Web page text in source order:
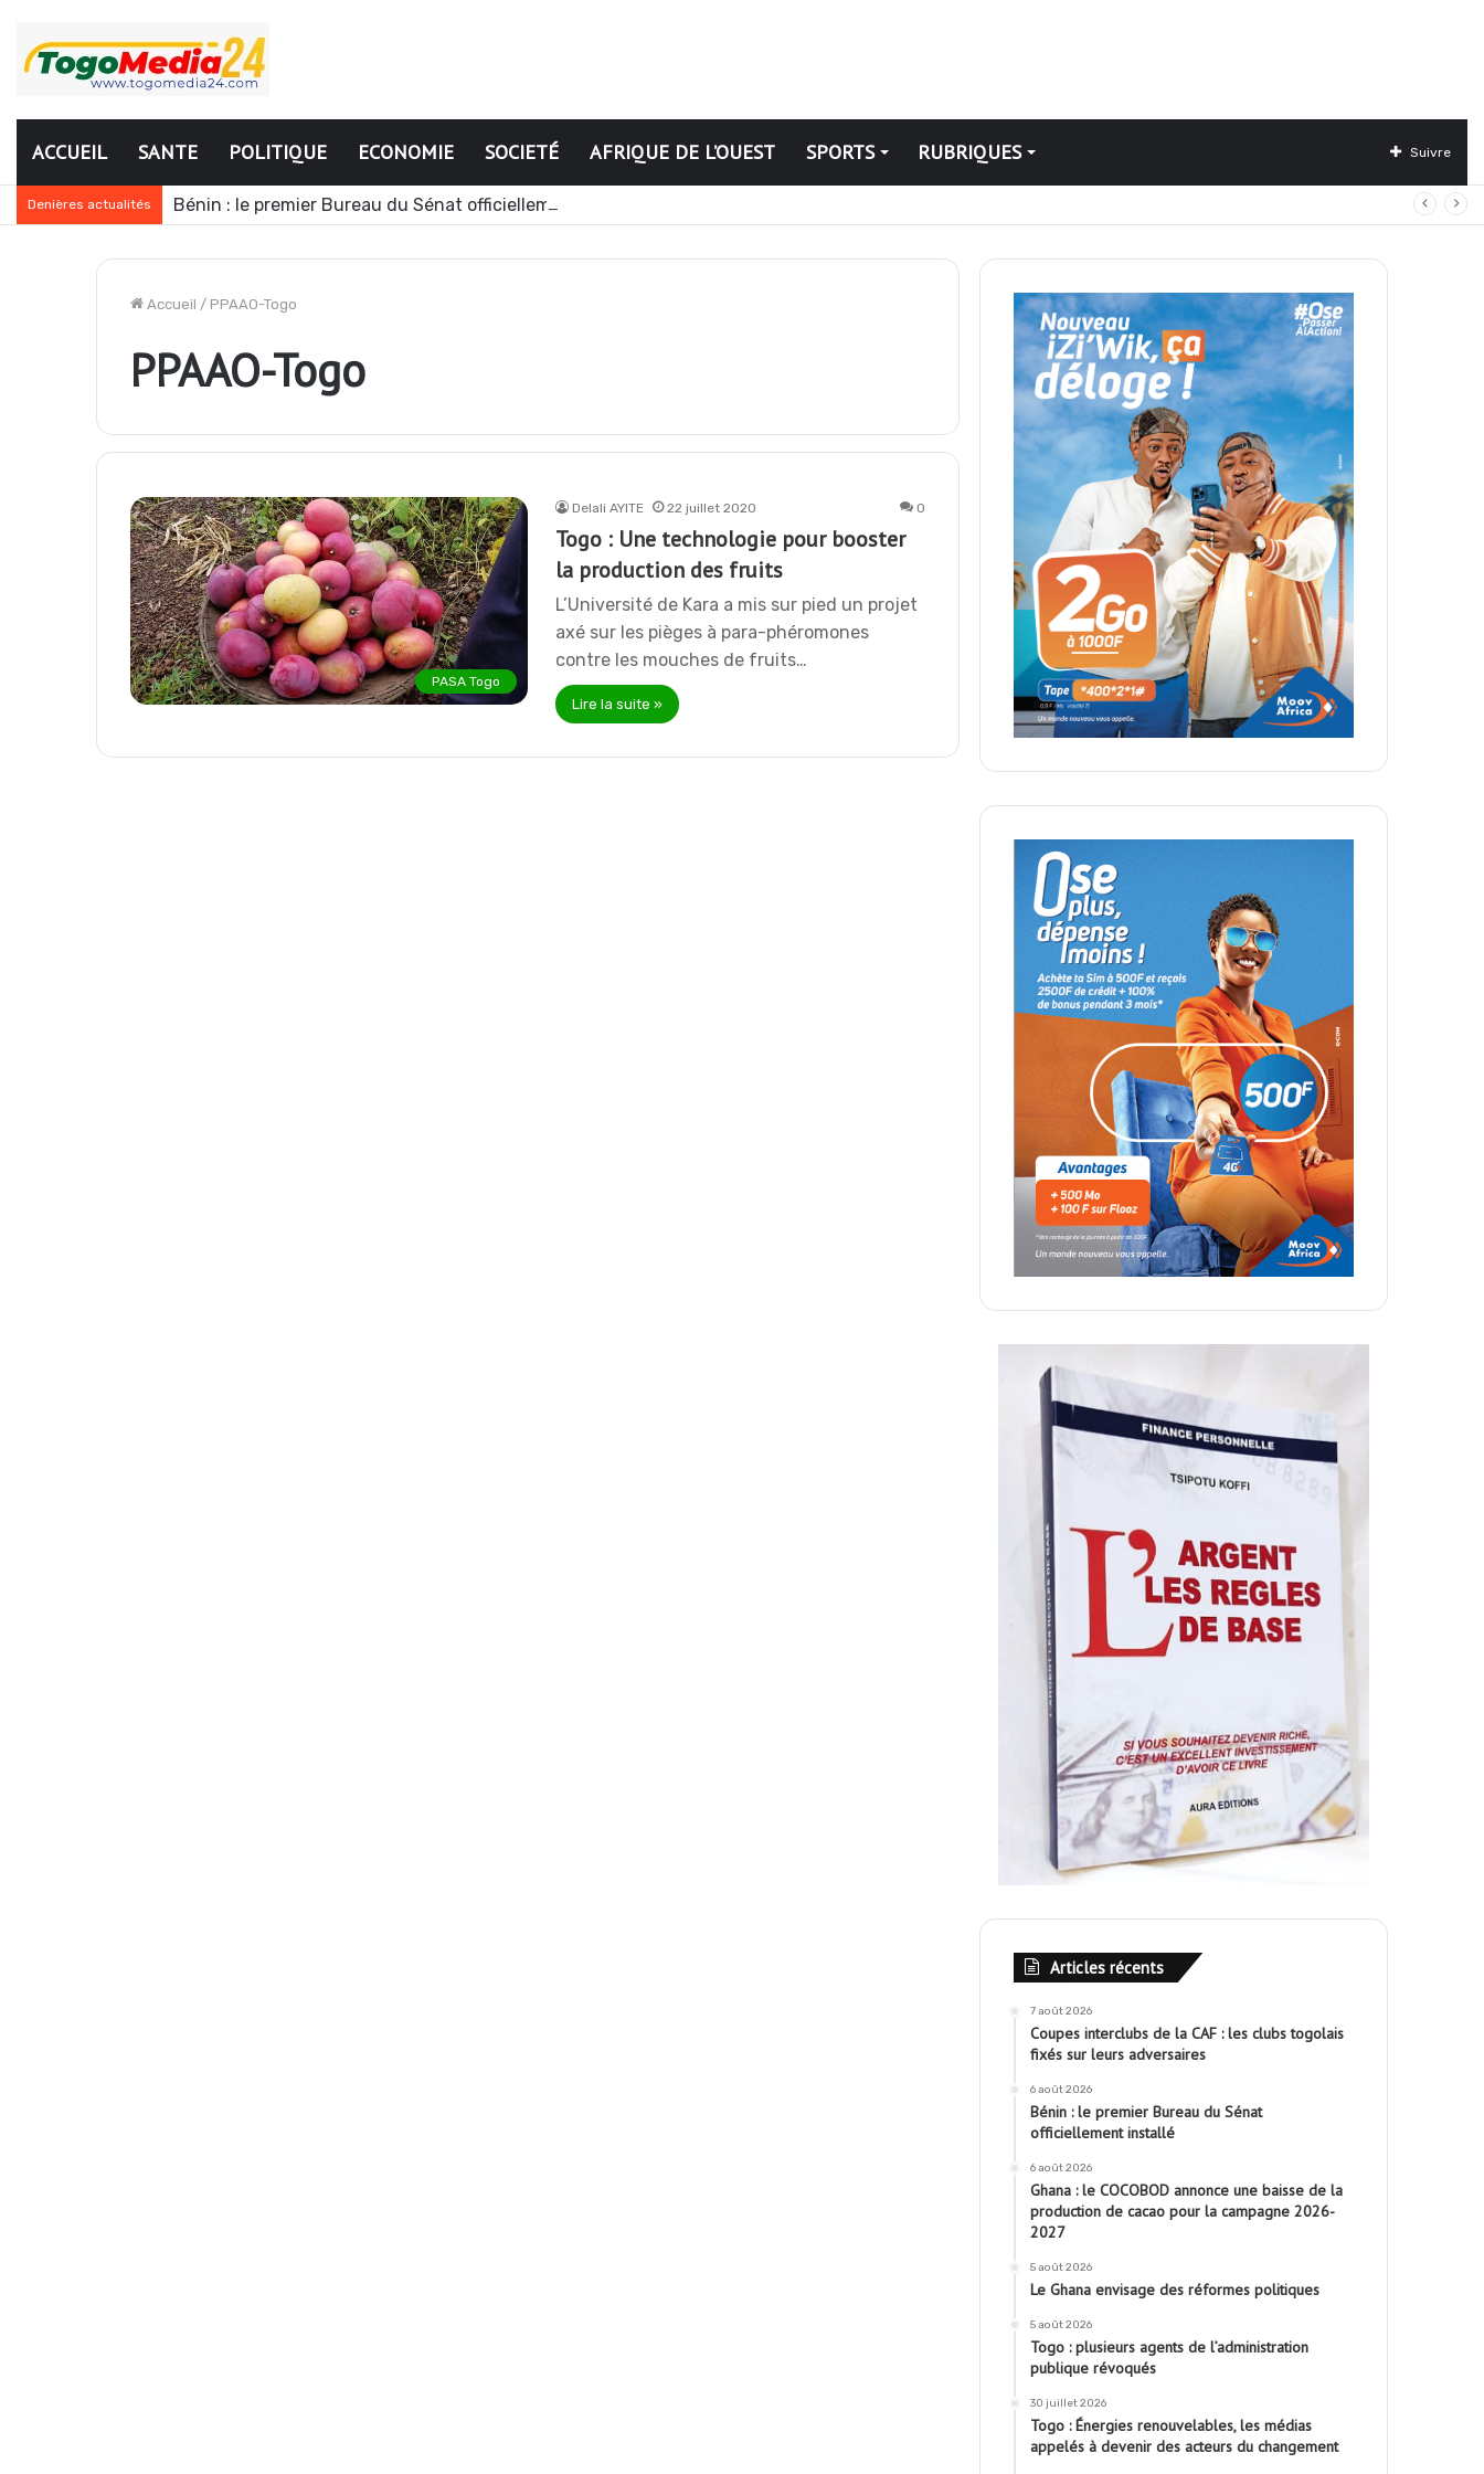
ACCUEIL SANTE POLITIQUE ECONOMIE SOCIETÉ AFRIQUE DE L’OUEST SPORTS RUBRIQUES Suivre
Denières actualités Bénin : le premier Bureau du Sénat officiellement installé
Accueil / PPAAO-Togo
PPAAO-Togo
PASA Togo
Delali AYITE 22 juillet 2020 0
Togo : Une technologie pour booster
la production des fruits
L’Université de Kara a mis sur pied un projet
axé sur les pièges à para-phéromones
contre les mouches de fruits…
Lire la suite »
Articles récents
7 août 2026
Coupes interclubs de la CAF : les clubs togolais
fixés sur leurs adversaires
6 août 2026
Bénin : le premier Bureau du Sénat
officiellement installé
6 août 2026
Ghana : le COCOBOD annonce une baisse de la
production de cacao pour la campagne 2026-
2027
5 août 2026
Le Ghana envisage des réformes politiques
5 août 2026
Togo : plusieurs agents de l’administration
publique révoqués
30 juillet 2026
Togo : Énergies renouvelables, les médias
appelés à devenir des acteurs du changement